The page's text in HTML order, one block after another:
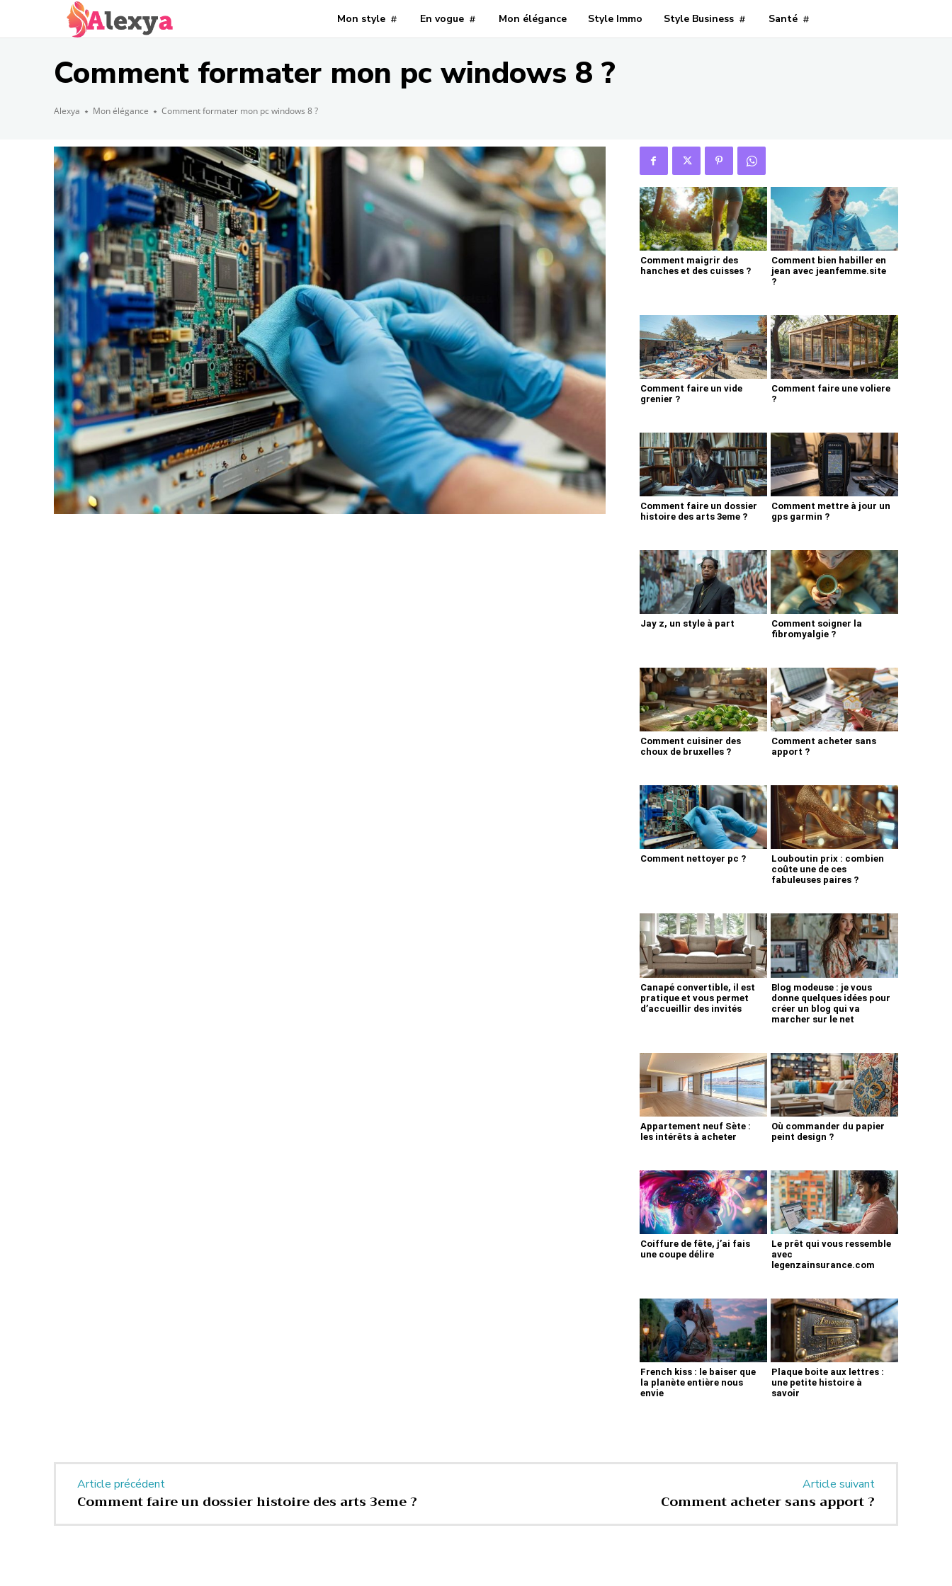
Mon style En vogue Mon élégance Style Immo Style Business Santé
Comment formater mon pc windows 8 ?
Alexya Mon élégance Comment formater mon pc windows 8 ?
Comment maigrir des
hanches et des cuisses ?
Comment bien habiller en
jean avec jeanfemme.site
?
Comment faire un vide
grenier ?
Comment faire une voliere
?
Comment faire un dossier
histoire des arts 3eme ?
Comment mettre à jour un
gps garmin ?
Jay z, un style à part
Comment soigner la
fibromyalgie ?
Comment cuisiner des
choux de bruxelles ?
Comment acheter sans
apport ?
Comment nettoyer pc ?
Louboutin prix : combien
coûte une de ces
fabuleuses paires ?
Canapé convertible, il est
pratique et vous permet
d’accueillir des invités
Blog modeuse : je vous
donne quelques idées pour
créer un blog qui va
marcher sur le net
Appartement neuf Sète :
les intérêts à acheter
Où commander du papier
peint design ?
Coiffure de fête, j’ai fais
une coupe délire
Le prêt qui vous ressemble
avec
legenzainsurance.com
French kiss : le baiser que
la planète entière nous
envie
Plaque boite aux lettres :
une petite histoire à
savoir
Article précédent
Comment faire un dossier histoire des arts 3eme ?
Article suivant
Comment acheter sans apport ?